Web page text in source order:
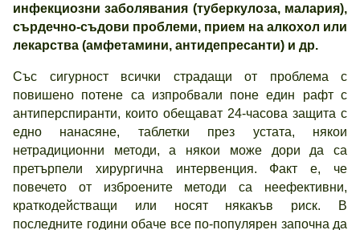
инфекциозни заболявания (туберкулоза, малария),
сърдечно-съдови проблеми, прием на алкохол или
лекарства (амфетамини, антидепресанти) и др.
Със сигурност всички страдащи от проблема с
повишено потене са изпробвали поне един рафт с
антиперспиранти, които обещават 24-часова защита с
едно нанасяне, таблетки през устата, някои
нетрадиционни методи, а някои може дори да са
претърпели хирургична интервенция. Факт е, че
повечето от изброените методи са неефективни,
краткодействащи или носят някакъв риск. В
последните години обаче все по-популярен започна да